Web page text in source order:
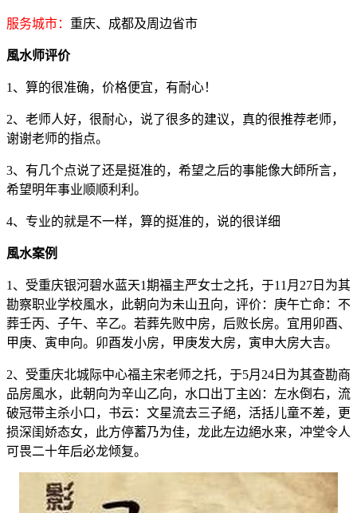
服务城市： 重庆、成都及周边省市
風水师评价
1、算的很准确，价格便宜，有耐心！
2、老师人好，很耐心，说了很多的建议，真的很推荐老师，
谢谢老师的指点。
3、有几个点说了还是挺准的，希望之后的事能像大師所言，
希望明年事业顺顺利利。
4、专业的就是不一样，算的挺准的，说的很详细
風水案例
1、受重庆银河碧水蓝天1期福主严女士之托，于11月27日为其
勘察职业学校風水，此朝向为未山丑向，评价：庚午亡命：不
葬壬丙、子午、辛乙。若葬先败中房，后败长房。宜用卯酉、
甲庚、寅申向。卯酉发小房，甲庚发大房，寅申大房大吉。
2、受重庆北城际中心福主宋老师之托，于5月24日为其查勘商
品房風水，此朝向为辛山乙向，水口出丁主凶：左水倒右，流
破冠带主杀小口，书云：文星流去三子絕，活括儿童不差，更
损深闺娇态女，此方停蓄乃为佳，龙此左边絕水来，冲堂令人
可畏二十年后必龙倾复。